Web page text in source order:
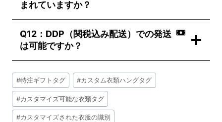
まれていますか？
Q12：DDP（関税込み配送）での発送
は可能ですか？
投
稿
タ
グ:
#特注ギフトタグ #カスタム衣類ハングタグ
#カスタマイズ可能な衣類タグ
#カスタマイズされた衣服の識別